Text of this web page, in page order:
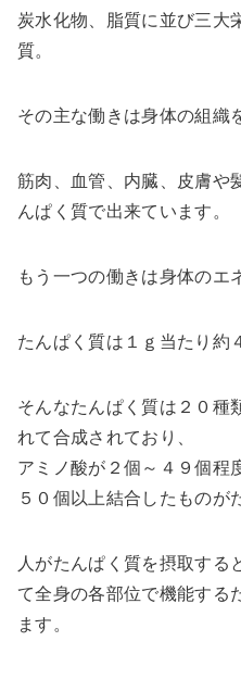
炭水化物、脂質に並び三大
質。
その主な働きは身体の組織
筋肉、血管、内臓、皮膚や
んぱく質で出来ています 。
もう一つの働きは身体のエ
たんぱく質は１ｇ当たり約
そんなたんぱく質は２０種
れて合成されており、
アミノ酸が２個～４９個程
５０個以上結合したものが
人がたんぱく質を摂取する
て全身の各部位で機能する
ます。